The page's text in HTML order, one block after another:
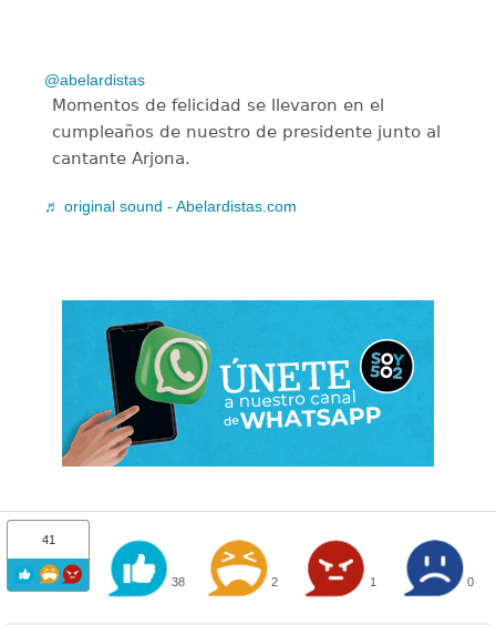
@abelardistas
Momentos de felicidad se llevaron en el
cumpleaños de nuestro de presidente junto al
cantante Arjona.
♬ original sound - Abelardistas.com
41
38 2 1 0